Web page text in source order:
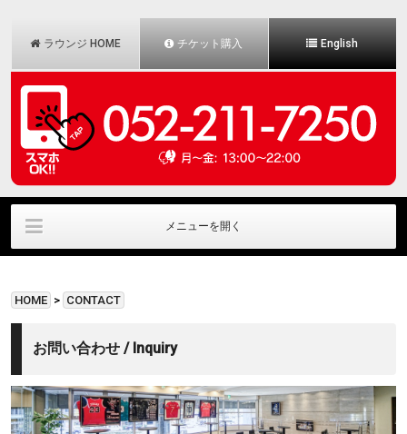
ラウンジ HOME チケット購入 English
メニューを開く
貸切利用
HOME > CONTACT
お問い合わせ / Inquiry